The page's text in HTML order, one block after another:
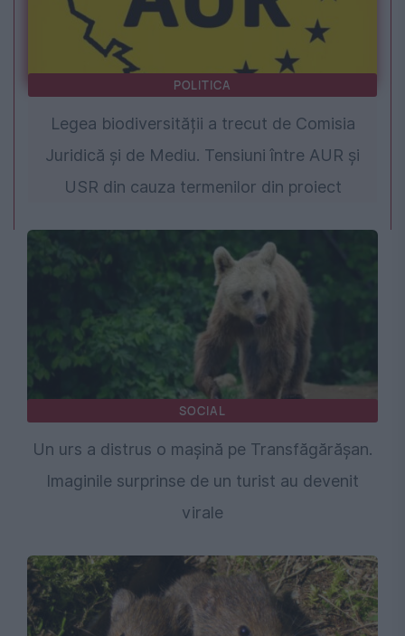
POLITICA
Legea biodiversității a trecut de Comisia
Juridică și de Mediu. Tensiuni între AUR și
USR din cauza termenilor din proiect
SOCIAL
Un urs a distrus o mașină pe Transfăgărășan.
Imaginile surprinse de un turist au devenit
virale